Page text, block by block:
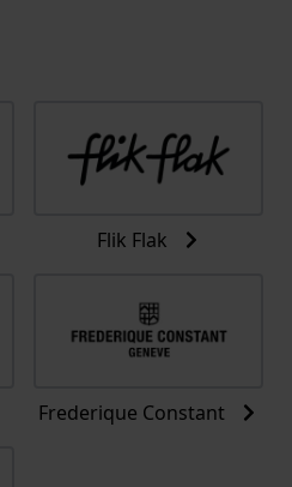
Flik Flak
Frederique Constant